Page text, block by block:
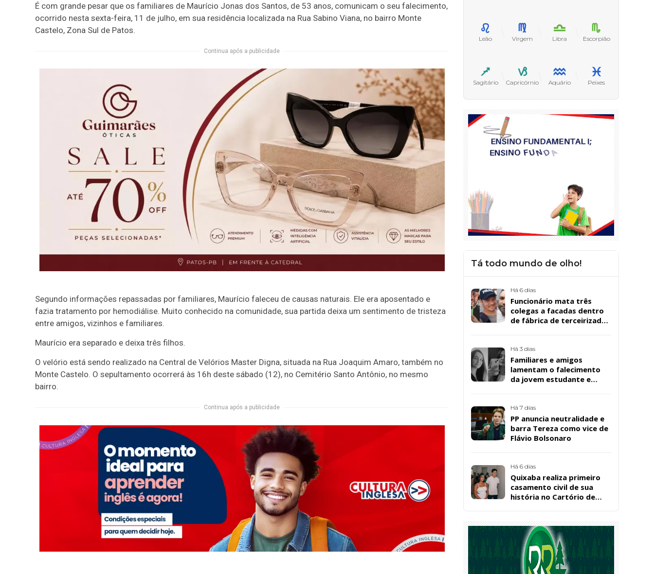
É com grande pesar que os familiares de Maurício Jonas dos Santos, de 53 anos, comunicam o seu falecimento,
ocorrido nesta sexta-feira, 11 de julho, em sua residência localizada na Rua Sabino Viana, no bairro Monte
Castelo, Zona Sul de Patos.
Continua após a publicidade
Segundo informações repassadas por familiares, Maurício faleceu de causas naturais. Ele era aposentado e
fazia tratamento por hemodiálise. Muito conhecido na comunidade, sua partida deixa um sentimento de tristeza
entre amigos, vizinhos e familiares.
Maurício era separado e deixa três filhos.
O velório está sendo realizado na Central de Velórios Master Digna, situada na Rua Joaquim Amaro, também no
Monte Castelo. O sepultamento ocorrerá às 16h deste sábado (12), no Cemitério Santo Antônio, no mesmo
bairro.
Continua após a publicidade
Leão Virgem Libra Escorpião
Sagitário Capricórnio Aquário Peixes
Tá todo mundo de olho!
Há 6 dias
Funcionário mata três
colegas a facadas dentro
de fábrica de terceirizada
Há 3 dias
Familiares e amigos
lamentam o falecimento
da jovem estudante e
Santos, em Patos
Há 7 dias
PP anuncia neutralidade e
barra Tereza como vice de
Flávio Bolsonaro
Há 6 dias
Quixaba realiza primeiro
casamento civil de sua
história no Cartório de